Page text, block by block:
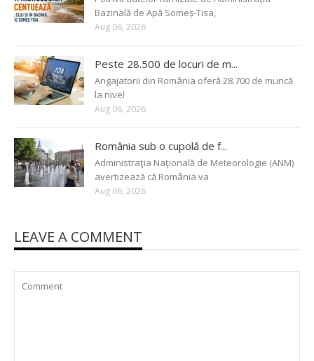
Bazinală de Apă Someș-Tisa,
Aug 06, 2026
Peste 28.500 de locuri de m...
Angajatorii din România oferă 28.700 de muncă
la nivel
Aug 06, 2026
România sub o cupolă de f...
Administraţia Naţională de Meteorologie (ANM)
avertizează că România va
Aug 06, 2026
LEAVE A COMMENT